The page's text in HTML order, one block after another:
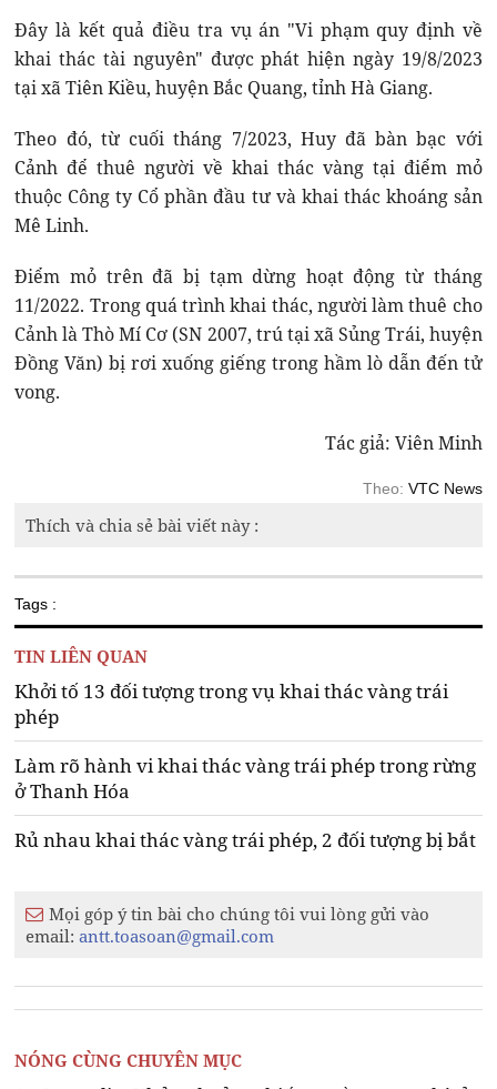
Đây là kết quả điều tra vụ án "Vi phạm quy định về
khai thác tài nguyên" được phát hiện ngày 19/8/2023
tại xã Tiên Kiều, huyện Bắc Quang, tỉnh Hà Giang.
Theo đó, từ cuối tháng 7/2023, Huy đã bàn bạc với
Cảnh để thuê người về khai thác vàng tại điểm mỏ
thuộc Công ty Cổ phần đầu tư và khai thác khoáng sản
Mê Linh.
Điểm mỏ trên đã bị tạm dừng hoạt động từ tháng
11/2022. Trong quá trình khai thác, người làm thuê cho
Cảnh là Thò Mí Cơ (SN 2007, trú tại xã Sủng Trái, huyện
Đồng Văn) bị rơi xuống giếng trong hầm lò dẫn đến tử
vong.
Tác giả: Viên Minh
Theo: VTC News
Thích và chia sẻ bài viết này :
Tags :
TIN LIÊN QUAN
Khởi tố 13 đối tượng trong vụ khai thác vàng trái
phép
Làm rõ hành vi khai thác vàng trái phép trong rừng
ở Thanh Hóa
Rủ nhau khai thác vàng trái phép, 2 đối tượng bị bắt
Mọi góp ý tin bài cho chúng tôi vui lòng gửi vào
email:antt.toasoan@gmail.com
NÓNG CÙNG CHUYÊN MỤC